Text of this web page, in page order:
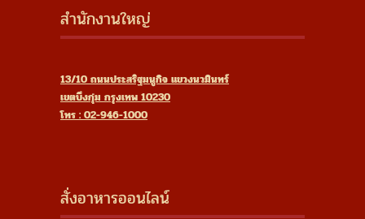
สำนักงานใหญ่
13/10 ถนนประสริฐมนูกิจ แขวงนวมินทร์
เขตบึงกุ่ม กรุงเทพ 10230
โทร : 02-946-1000
สั่งอาหารออนไลน์